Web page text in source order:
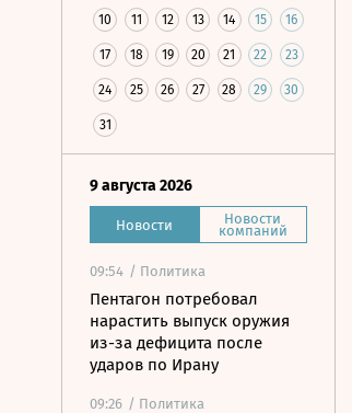
10 11 12 13 14 15 16
17 18 19 20 21 22 23
24 25 26 27 28 29 30
31
9 августа 2026
Новости Новости
компаний
09:54 / Политика
Пентагон потребовал
нарастить выпуск оружия
из-за дефицита после
ударов по Ирану
09:26 / Политика